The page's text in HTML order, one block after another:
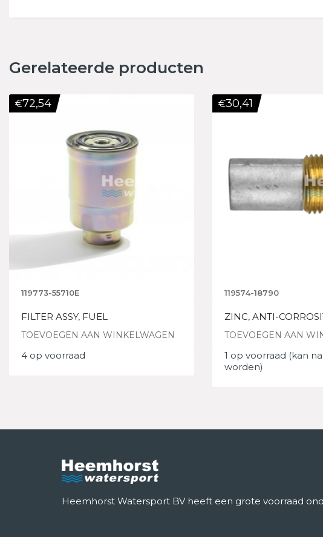
Gerelateerde producten
119773-55710E
FILTER ASSY, FUEL
TOEVOEGEN AAN WINKELWAGEN
€72,54
4 op voorraad
119574-18790
ZINC, ANTI-
TOEVOEGEN AAN
€30,41
1 op voorraad (kan
worden)
Heemhorst Watersport BV heeft een grote voorraad